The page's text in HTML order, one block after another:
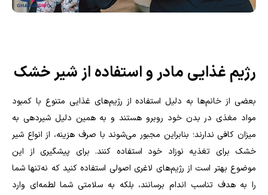
رژیم غذایی مادر و استفاده از شیر خشک
بعضی از خانم‌ها به دلیل استفاده از رژیم‌های غذایی متنوع با کمبود
مواد مغذی در بدن خود روبرو هستند و به همین دلیل شیردهی به
میزان کافی ندارند؛ بنابراین مجبور می‌شوند با صرف هزینه، از انواع شیر
خشک برای تغذیه نوزاد خود استفاده کنند. برای پیشگیری از این
موضوع بهتر است از رژیم‌های لاغری اصولی استفاده کنید که نه‌تنها شما
را به هدف تناسب اندام برسانند، بلکه به سلامتی شما لطمه‌ای وارد